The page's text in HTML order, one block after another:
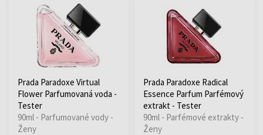
Prada Paradoxe Virtual
Flower Parfumovaná voda -
Tester
90ml - Parfumované vody -
Ženy
Prada Paradoxe Radical
Essence Parfum Parfémový
extrakt - Tester
90ml - Parfémové extrakty -
Ženy